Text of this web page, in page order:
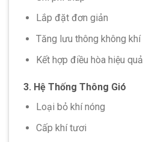
Lắp đặt đơn giản
Tăng lưu thông không khí
Kết hợp điều hòa hiệu quả
3. Hệ Thống Thông Gió
Loại bỏ khí nóng
Cấp khí tươi